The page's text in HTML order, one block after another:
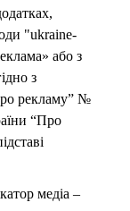
"ukraine-
або з
з
рекламу” №
“Про
медіа –